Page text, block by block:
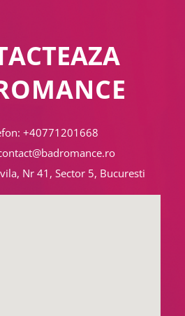
+40771201668
Nr 41, Sector 5, Bucuresti